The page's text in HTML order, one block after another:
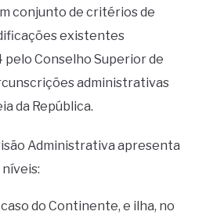
conjunto de critérios de
existentes
Conselho Superior de
administrativas
da República.
Administrativa apresenta
do Continente, e ilha, no